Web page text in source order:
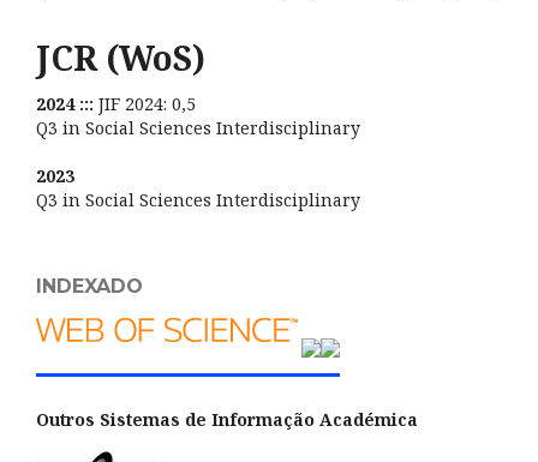
JCR (WoS)
2024 ::: JIF 2024: 0,5
Q3 in Social Sciences Interdisciplinary
2023
Q3 in Social Sciences Interdisciplinary
INDEXADO
Outros Sistemas de Informação Académica